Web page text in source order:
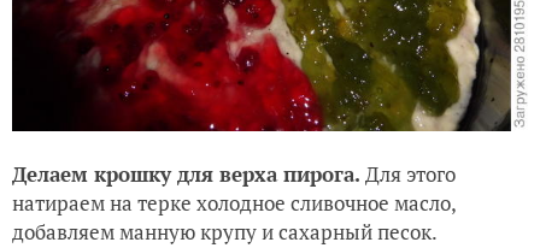
Делаем крошку для верха пирога. Для этого
натираем на терке холодное сливочное масло,
добавляем манную крупу и сахарный песок.